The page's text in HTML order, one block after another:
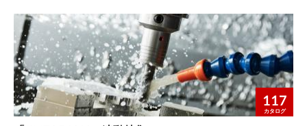
117
カタログ